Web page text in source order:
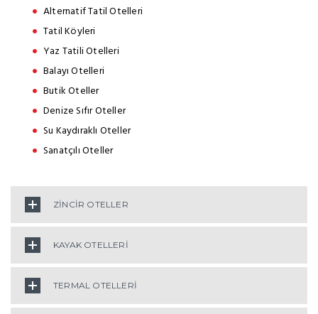
Alternatif Tatil Otelleri
Tatil Köyleri
Yaz Tatili Otelleri
Balayı Otelleri
Butik Oteller
Denize Sıfır Oteller
Su Kaydıraklı Oteller
Sanatçılı Oteller
ZİNCİR OTELLER
KAYAK OTELLERİ
TERMAL OTELLERİ